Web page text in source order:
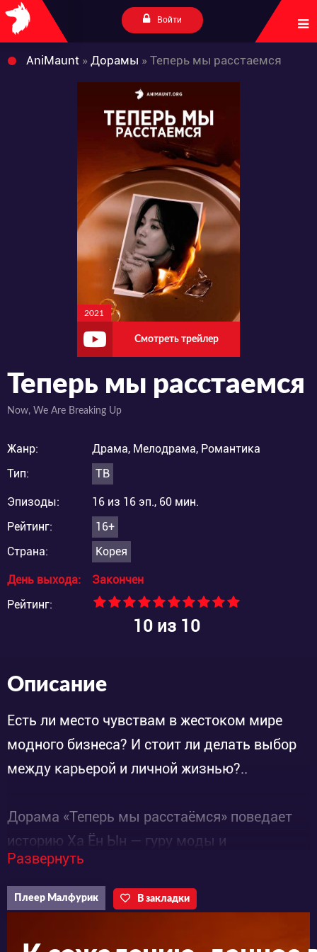
Войти
AniMaunt » Дорамы » Теперь мы расстаемся
2021
Смотреть трейлер
Теперь мы расстаемся
Now, We Are Breaking Up
Жанр:
Драма, Мелодрама, Романтика
Тип:
ТВ
Эпизоды:
16 из 16 эп., 60 мин.
Рейтинг:
16+
Страна:
Корея
День выхода:
Закончен
Рейтинг:
10из 10
Описание
Есть ли место чувствам в жестоком мире
модного бизнеса? И стоит ли делать выбор
между карьерой и личной жизнью?..
Дорама «Теперь мы расстаёмся» поведает
историю Ха Ëн Ын — гуру моды и
руководительницы отдела дизайна
ведущего бренда страны. С своим юным
годам девушка успела добиться успеха,
Развернуть
Плеер Малфурик В закладки